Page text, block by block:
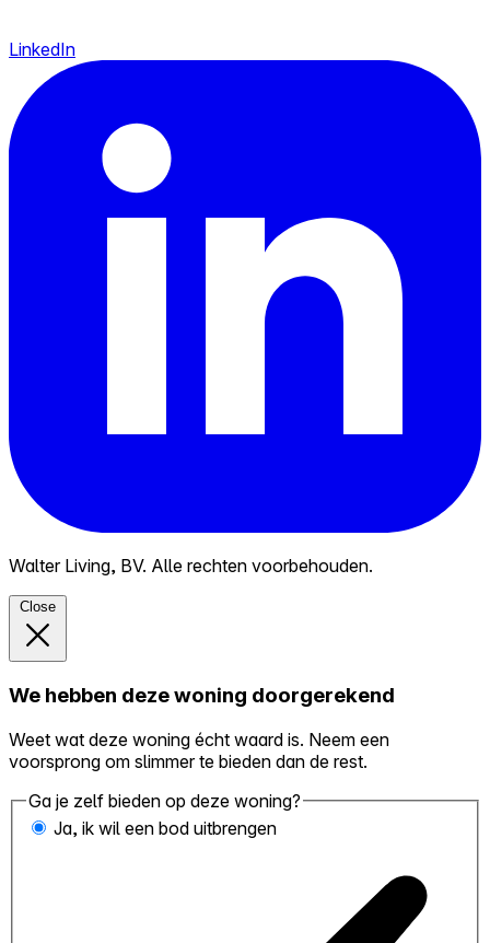
LinkedIn
Walter Living, BV. Alle rechten voorbehouden.
Close
We hebben deze woning doorgerekend
Weet wat deze woning écht waard is. Neem een
voorsprong om slimmer te bieden dan de rest.
Ga je zelf bieden op deze woning?
Ja, ik wil een bod uitbrengen